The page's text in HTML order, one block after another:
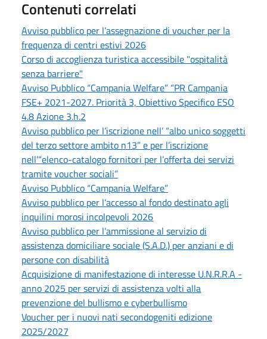
Contenuti correlati
Avviso pubblico per l’assegnazione di voucher per la
frequenza di centri estivi 2026
Corso di accoglienza turistica accessibile "ospitalità
senza barriere"
Avviso Pubblico “Campania Welfare” “PR Campania
FSE+ 2021-2027. Priorità 3, Obiettivo Specifico ESO
4.8 Azione 3.h.2
Avviso pubblico per l’iscrizione nell’ “albo unico soggetti
del terzo settore ambito n13” e per l’iscrizione
nell’“elenco-catalogo fornitori per l’offerta dei servizi
tramite voucher sociali”
Avviso Pubblico “Campania Welfare”
Avviso pubblico per l’accesso al fondo destinato agli
inquilini morosi incolpevoli 2026
Avviso pubblico per l’ammissione al servizio di
assistenza domiciliare sociale (S.A.D.) per anziani e di
persone con disabilità
Acquisizione di manifestazione di interesse U.N.R.R.A -
anno 2025 per servizi di assistenza volti alla
prevenzione del bullismo e cyberbullismo
Voucher per i nuovi nati secondogeniti edizione
2025/2027